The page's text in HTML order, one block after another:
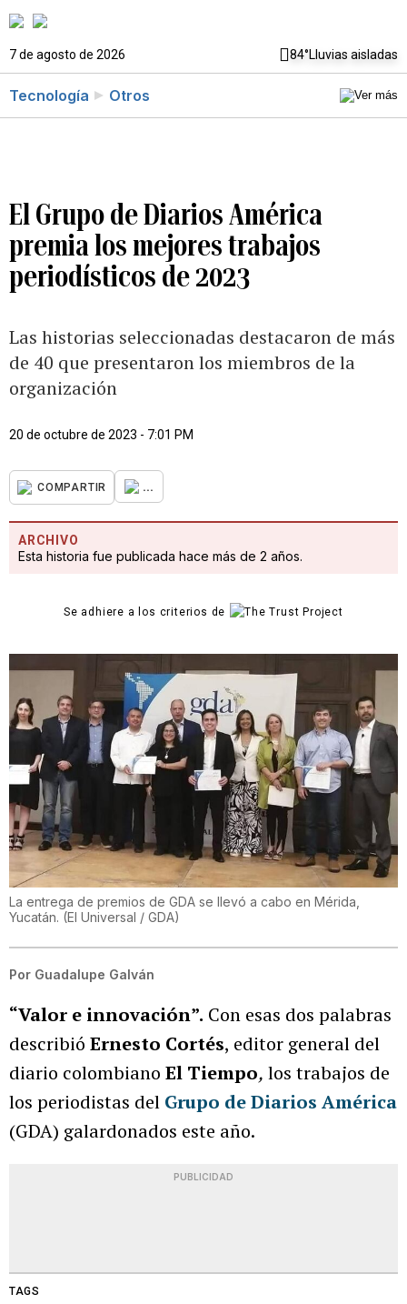
7 de agosto de 2026 84°Lluvias aisladas
Tecnología Otros
El Grupo de Diarios América
premia los mejores trabajos
periodísticos de 2023
Las historias seleccionadas destacaron de más
de 40 que presentaron los miembros de la
organización
20 de octubre de 2023 - 7:01 PM
COMPARTIR ...
ARCHIVO
Esta historia fue publicada hace más de 2 años.
Se adhiere a los criterios de
La entrega de premios de GDA se llevó a cabo en Mérida,
Yucatán. (El Universal / GDA)
Por Guadalupe Galván
“Valor e innovación”. Con esas dos palabras
describió Ernesto Cortés, editor general del
diario colombiano El Tiempo, los trabajos de
los periodistas del Grupo de Diarios América
(GDA) galardonados este año.
PUBLICIDAD
TAGS